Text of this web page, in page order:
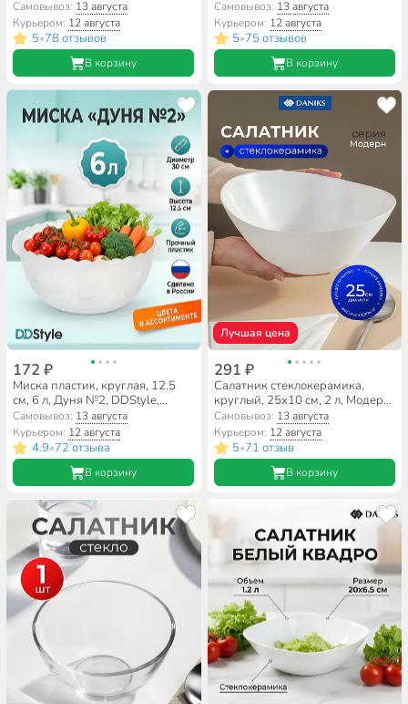
Luminarc, Q1317, синий
Самовывоз: 13 августа
Курьером: 12 августа
5•78 отзывов
В корзину
Самовывоз: 13 августа
Курьером: 12 августа
5•75 отзывов
В корзину
172 ₽
Миска пластик, круглая, 12.5
см, 6 л, Дуня №2, DDStyle,
10502, в ассортименте
Самовывоз: 13 августа
Курьером: 12 августа
4.9•72 отзыва
В корзину
Лучшая цена
291 ₽
Салатник стеклокерамика,
круглый, 25х10 см, 2 л, Модерн,
Daniks, NOW100W
Самовывоз: 13 августа
Курьером: 12 августа
5•71 отзыв
В корзину